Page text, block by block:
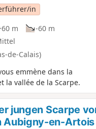
in
m
-60 m
de-Calais)
emmène dans la
la vallée de la Scarpe.
jungen Scarpe
Aubigny-en-Artois